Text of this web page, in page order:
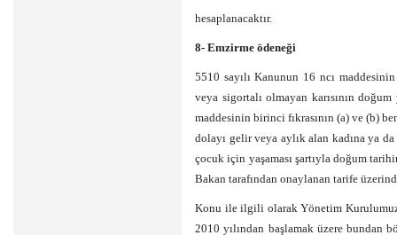
hesaplanacaktır.
8- Emzirme ödeneği
5510 sayılı Kanunun 16 ncı
veya sigortalı olmayan karısının
maddesinin birinci fıkrasının (a) ve (b)
dolayı gelir veya aylık alan kadına ya
çocuk için yaşaması şartıyla doğum
Bakan tarafından onaylanan tarife
Konu ile ilgili olarak Yönetim
2010 yılından başlamak üzere